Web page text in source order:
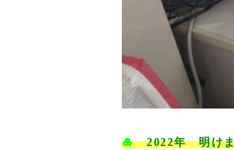
🎍2022年 明け